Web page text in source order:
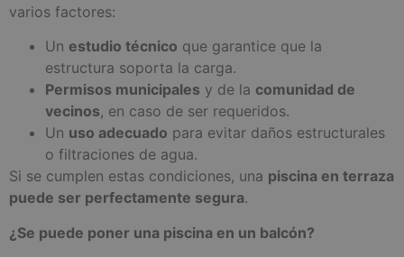
varios factores:
Un estudio técnico que garantice que la
estructura soporta la carga.
Permisos municipales y de la comunidad de
vecinos, en caso de ser requeridos.
Un uso adecuado para evitar daños estructurales
o filtraciones de agua.
Si se cumplen estas condiciones, una piscina en terraza
puede ser perfectamente segura.
¿Se puede poner una piscina en un balcón?